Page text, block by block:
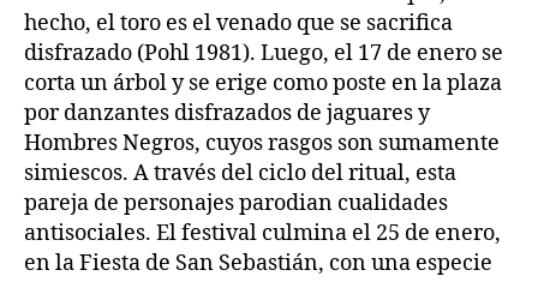
hecho, el toro es el venado que se sacrifica
disfrazado (Pohl 1981). Luego, el 17 de enero se
corta un árbol y se erige como poste en la plaza
por danzantes disfrazados de jaguares y
Hombres Negros, cuyos rasgos son sumamente
simiescos. A través del ciclo del ritual, esta
pareja de personajes parodian cualidades
antisociales. El festival culmina el 25 de enero,
en la Fiesta de San Sebastián, con una especie